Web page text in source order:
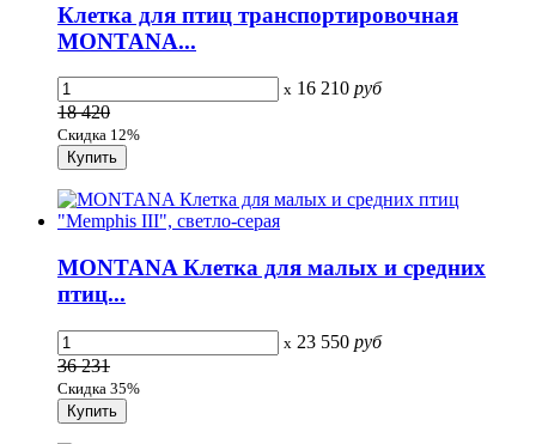
Клетка для птиц транспортировочная
MONTANA...
x 16 210 руб
18 420
Скидка 12%
MONTANA Клетка для малых и средних
птиц...
x 23 550 руб
36 231
Скидка 35%